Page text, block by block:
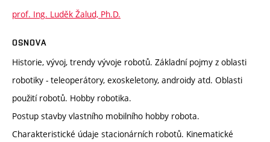
prof. Ing. Luděk Žalud, Ph.D.
OSNOVA
Historie, vývoj, trendy vývoje robotů. Základní pojmy z oblasti
robotiky - teleoperátory, exoskeletony, androidy atd. Oblasti
použití robotů. Hobby robotika.
Postup stavby vlastního mobilního hobby robota.
Charakteristické údaje stacionárních robotů. Kinematické